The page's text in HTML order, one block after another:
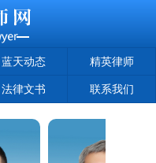
蓝天动态 精英律师
法律文书 联系我们